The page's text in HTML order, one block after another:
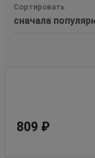
Сортировать
809 ₽